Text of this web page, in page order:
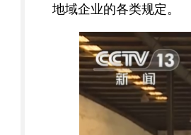
地域企业的各类规定。